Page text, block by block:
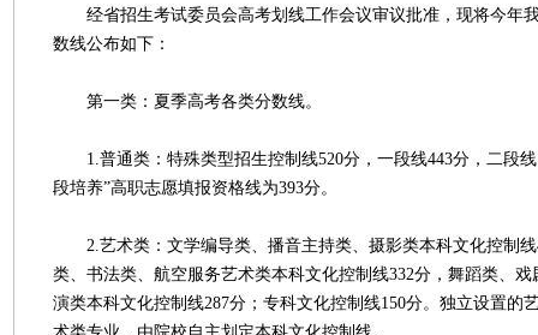
经省招生考试委员会高考划线工作会议审议批准，现将今年
数线公布如下：
第一类：夏季高考各类分数线。
1.普通类：特殊类型招生控制线520分，一段线443分，二段线
段培养”高职志愿填报资格线为393分。
2.艺术类：文学编导类、播音主持类、摄影类本科文化控制线
类、书法类、航空服务艺术类本科文化控制线332分，舞蹈类、
演类本科文化控制线287分；专科文化控制线150分。独立设置的